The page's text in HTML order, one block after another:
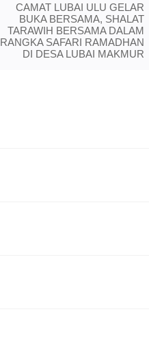
CAMAT LUBAI ULU GELAR
BUKA BERSAMA, SHALAT
TARAWIH BERSAMA DALAM
RANGKA SAFARI RAMADHAN
DI DESA LUBAI MAKMUR